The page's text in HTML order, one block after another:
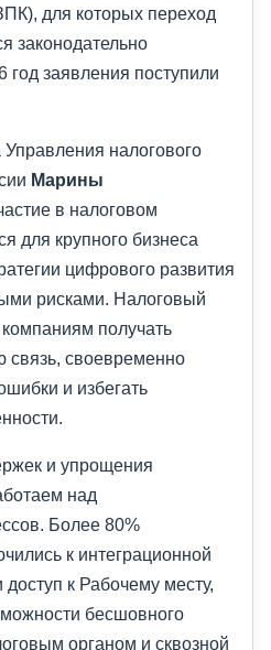
для которых переход
законодательно
заявления поступили
налогового
Марины
в налоговом
для крупного бизнеса
цифрового развития
рисками. Налоговый
получать
связь, своевременно
и избегать
и упрощения
над
Более 80%
к интеграционной
к Рабочему месту,
бесшовного
органом и сквозной